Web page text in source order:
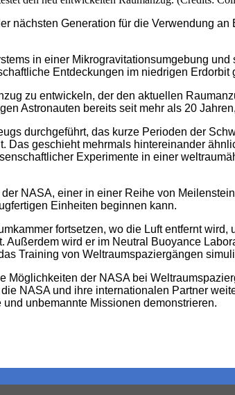
nächsten Generation für die Verwendung
in einer Mikrogravitationsumgebung
Entdeckungen im niedrigen Erdorbit
zu entwickeln, der den aktuellen
Astronauten bereits seit mehr als 20
durchgeführt, das kurze Perioden der
geschieht mehrmals hintereinander
Experimente in einer
NASA, einer in einer Reihe von
Einheiten beginnen kann.
fortsetzen, wo die Luft entfernt
wird er im Neutral Buoyance
Training von Weltraumspaziergängen
Möglichkeiten der NASA bei
NASA und ihre internationalen Partner
unbemannte Missionen demonstrieren.